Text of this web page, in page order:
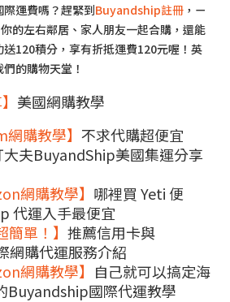
運費嗎？趕緊到Buyandship註冊 ，ㄧ
的左右鄰居、家人朋友一起合購，還能
120積分，享有折抵運費120元喔！英
的購物天堂！
美國網購教學
網購教學】 不求代購超便宜
夫BuyandShip美國集運分享
網購教學】 哪裡買 Yeti 便
代運入手最便宜
簡單！】 推薦信用卡與
網購代運服務介紹
網購教學】 自己就可以搞定海
Buyandship國際代運教學